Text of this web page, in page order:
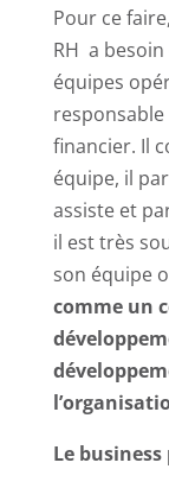
Pour ce
RH a
équipes
financier. Il
équipe, il
assiste et
il est très
son équipe
comme un
Le